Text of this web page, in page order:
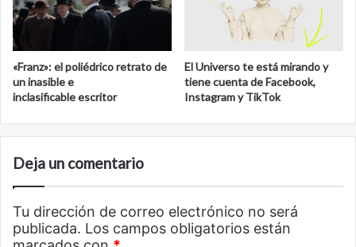
«Franz»: el poliédrico retrato de
un inasible e
inclasificable escritor
El Universo te está mirando y
tiene cuenta de Facebook,
Instagram y TikTok
Deja un comentario
Tu dirección de correo electrónico no será
publicada. Los campos obligatorios están